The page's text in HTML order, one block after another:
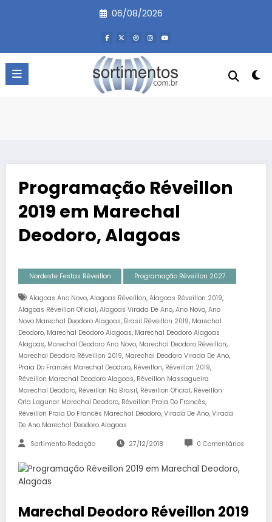
06/08/2026
Programação Réveillon
2019 em Marechal
Deodoro, Alagoas
Nordeste Festas Réveillon Programação Réveillon 2027
Alagoas Ano Novo, Alagoas Réveillon, Alagoas Réveillon 2019,
Alagoas Réveillon Oficial, Alagoas Virada De Ano, Ano Novo, Ano
Novo Marechal Deodoro Alagoas, Brasil Réveillon 2019, Marechal
Deodoro, Marechal Deodoro Alagoas, Marechal Deodoro Alagoas
Alagoas, Marechal Deodoro Ano Novo, Marechal Deodoro Réveillon,
Marechal Deodoro Réveillon 2019, Marechal Deodoro Virada De Ano,
Praia Do Francês Marechal Deodoro, Réveillon, Réveillon 2019,
Réveillon Marechal Deodoro Alagoas, Réveillon Massagueira
Marechal Deodoro, Réveillon No Brasil, Réveillon Oficial, Réveillon
Orla Lagunar Marechal Deodoro, Réveillon Praia Do Francês,
Réveillon Praia Do Francês Marechal Deodoro, Virada De Ano, Virada
De Ano Marechal Deodoro Alagoas
Sortimento Redação 27/12/2018 0 Comentários
Marechal Deodoro Réveillon 2019